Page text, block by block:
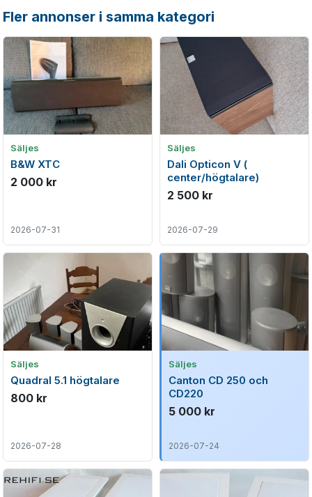
Fler annonser i samma kategori
Säljes
B&W XTC
2 000 kr
2026-07-31
Säljes
Dali Opticon V (
center/högtalare)
2 500 kr
2026-07-29
Säljes
Quadral 5.1 högtalare
800 kr
2026-07-28
Säljes
Canton CD 250 och
CD220
5 000 kr
2026-07-24